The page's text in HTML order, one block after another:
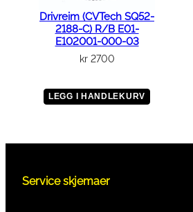
Drivreim (CVTech SQ52-
2188-C) R/B E01-
E102001-000-03
kr2700
LEGG I HANDLEKURV
Service skjemaer